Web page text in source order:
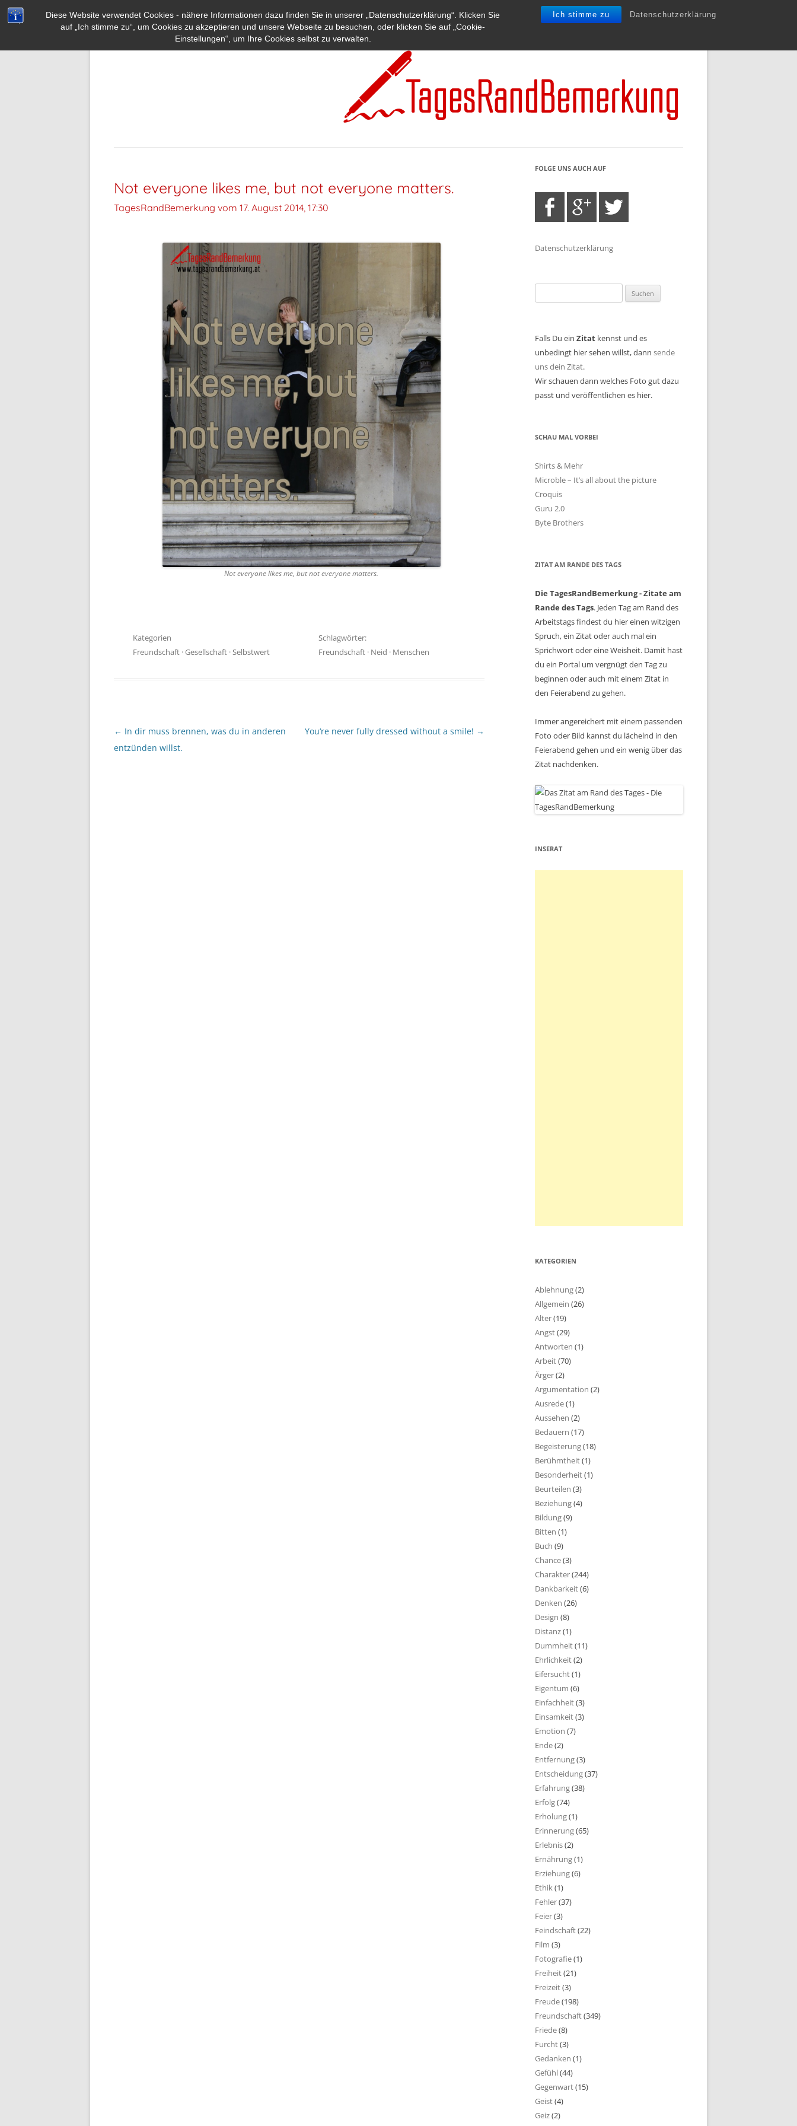
Diese Website verwendet Cookies - nähere Informationen dazu finden Sie in unserer „Datenschutzerklärung“. Klicken Sie
auf „Ich stimme zu“, um Cookies zu akzeptieren und unsere Webseite zu besuchen, oder klicken Sie auf „Cookie-
Einstellungen“, um Ihre Cookies selbst zu verwalten.
Ich stimme zu Datenschutzerklärung
Not everyone likes me, but not everyone matters.
TagesRandBemerkung vom 17. August 2014, 17:30
Not everyone likes me, but not everyone matters.
Kategorien
Freundschaft ·Gesellschaft ·Selbstwert
Schlagwörter:
Freundschaft· Neid · Menschen
Beitragsnavigation
← In dir muss brennen, was du in anderen
entzünden willst.
You‘re never fully dressed without a smile! →
FOLGE UNS AUCH AUF
Datenschutzerklärung
nach:
Falls Du ein Zitat kennst und es
unbedingt hier sehen willst, dann sende
uns dein Zitat.
Wir schauen dann welches Foto gut dazu
passt und veröffentlichen es hier.
SCHAU MAL VORBEI
Shirts & Mehr
Microble – It’s all about the picture
Croquis
Guru 2.0
Byte Brothers
ZITAT AM RANDE DES TAGS
Die TagesRandBemerkung - Zitate am
Rande des Tags. Jeden Tag am Rand des
Arbeitstags findest du hier einen witzigen
Spruch, ein Zitat oder auch mal ein
Sprichwort oder eine Weisheit. Damit hast
du ein Portal um vergnügt den Tag zu
beginnen oder auch mit einem Zitat in
den Feierabend zu gehen.
Immer angereichert mit einem passenden
Foto oder Bild kannst du lächelnd in den
Feierabend gehen und ein wenig über das
Zitat nachdenken.
INSERAT
KATEGORIEN
Ablehnung(2)
Allgemein (26)
Alter(19)
Angst(29)
Antworten (1)
Arbeit(70)
Ärger(2)
Argumentation (2)
Ausrede(1)
Aussehen (2)
Bedauern (17)
Begeisterung(18)
Berühmtheit(1)
Besonderheit(1)
Beurteilen (3)
Beziehung(4)
Bildung(9)
Bitten (1)
Buch (9)
Chance(3)
Charakter(244)
Dankbarkeit(6)
Denken (26)
Design (8)
Distanz(1)
Dummheit(11)
Ehrlichkeit(2)
Eifersucht(1)
Eigentum (6)
Einfachheit(3)
Einsamkeit(3)
Emotion (7)
Ende(2)
Entfernung(3)
Entscheidung(37)
Erfahrung(38)
Erfolg(74)
Erholung(1)
Erinnerung(65)
Erlebnis(2)
Ernährung(1)
Erziehung(6)
Ethik(1)
Fehler(37)
Feier(3)
Feindschaft(22)
Film (3)
Fotografie(1)
Freiheit(21)
Freizeit(3)
Freude(198)
Freundschaft(349)
Friede(8)
Furcht(3)
Gedanken (1)
Gefühl(44)
Gegenwart(15)
Geist(4)
Geiz(2)